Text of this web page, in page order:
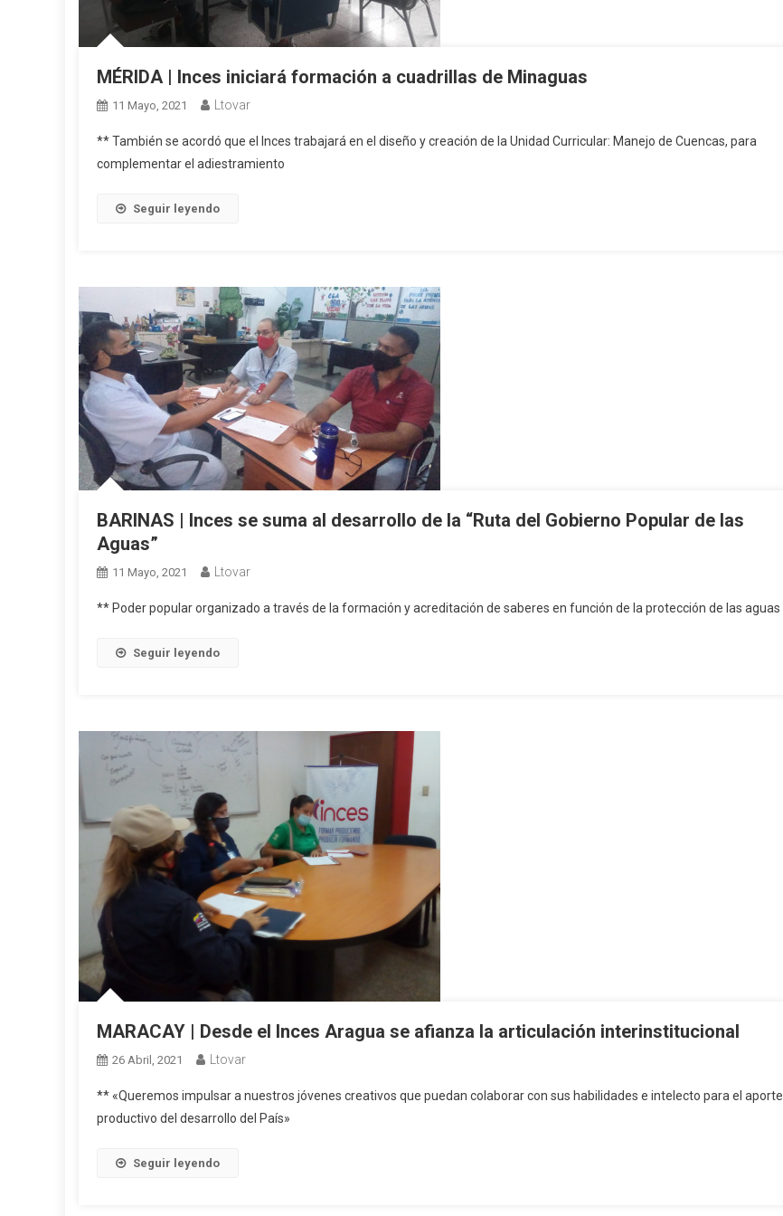
MÉRIDA | Inces iniciará formación a cuadrillas de Minaguas
11 Mayo, 2021 Ltovar
** También se acordó que el Inces trabajará en el diseño y creación de la Unidad Curricular: Manejo de Cuencas, para
complementar el adiestramiento
Seguir leyendo
BARINAS | Inces se suma al desarrollo de la “Ruta del Gobierno Popular de las
Aguas”
11 Mayo, 2021 Ltovar
** Poder popular organizado a través de la formación y acreditación de saberes en función de la protección de las aguas
Seguir leyendo
MARACAY | Desde el Inces Aragua se afianza la articulación interinstitucional
26 Abril, 2021 Ltovar
** «Queremos impulsar a nuestros jóvenes creativos que puedan colaborar con sus habilidades e intelecto para el aporte
productivo del desarrollo del País»
Seguir leyendo